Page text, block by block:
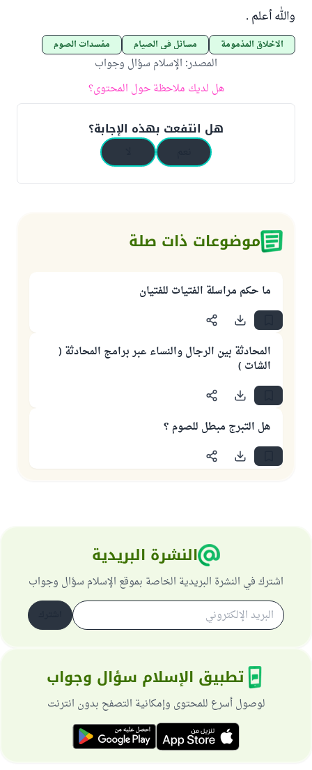
والله أعلم .
الأخلاق المذمومة مسائل في الصيام مفسدات الصوم
المصدر: الإسلام سؤال وجواب
هل لديك ملاحظة حول المحتوى؟
هل انتفعت بهذه الإجابة؟
موضوعات ذات صلة
ما حكم مراسلة الفتيات للفتيان
المحادثة بين الرجال والنساء عبر برامج المحادثة (
الشات )
هل التبرج مبطل للصوم ؟
النشرة البريدية
اشترك في النشرة البريدية الخاصة بموقع الإسلام سؤال وجواب
تطبيق الإسلام سؤال وجواب
لوصول أسرع للمحتوى وإمكانية التصفح بدون انترنت